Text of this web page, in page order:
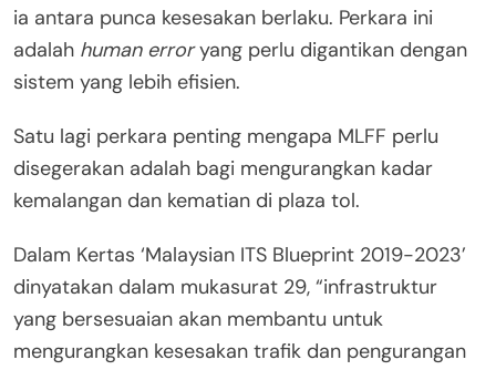
ia antara punca kesesakan berlaku. Perkara ini
adalah human erroryang perlu digantikan dengan
sistem yang lebih efisien.
Satu lagi perkara penting mengapa MLFF perlu
disegerakan adalah bagi mengurangkan kadar
kemalangan dan kematian di plaza tol.
Dalam Kertas ‘Malaysian ITS Blueprint 2019-2023’
dinyatakan dalam mukasurat 29, “infrastruktur
yang bersesuaian akan membantu untuk
mengurangkan kesesakan trafik dan pengurangan